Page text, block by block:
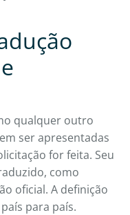
qualquer outro
ser apresentadas
for feita. Seu
como
oficial. A definição
para país.